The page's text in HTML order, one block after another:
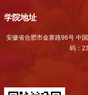
学院地址
安徽省合肥市金寨路96号 中
码：